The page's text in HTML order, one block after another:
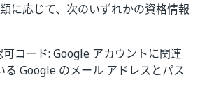
に応じて、次のいずれかの資格情報
コード: Google アカウントに関連
る Google のメール アドレスとパス